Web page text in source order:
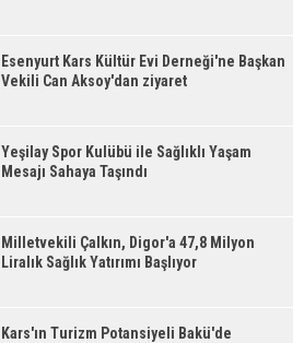
Esenyurt Kars Kültür Evi Derneği'ne Başkan
Vekili Can Aksoy'dan ziyaret
Yeşilay Spor Kulübü ile Sağlıklı Yaşam
Mesajı Sahaya Taşındı
Milletvekili Çalkın, Digor'a 47,8 Milyon
Liralık Sağlık Yatırımı Başlıyor
Kars'ın Turizm Potansiyeli Bakü'de